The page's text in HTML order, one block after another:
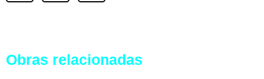
Obras relacionadas